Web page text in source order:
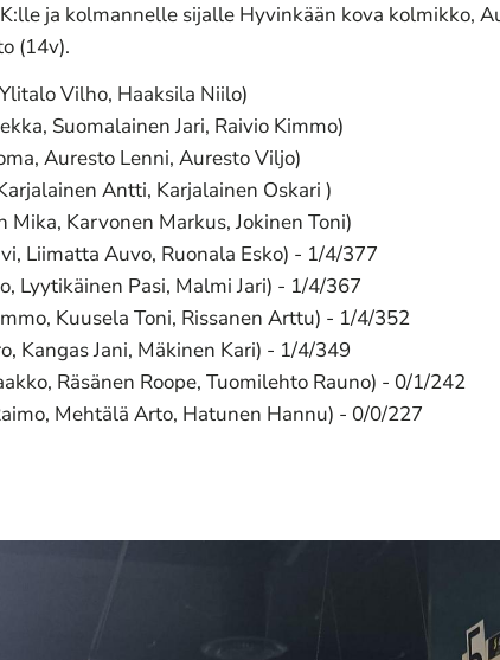
ja kolmannelle sijalle Hyvinkään kova kolmikko,
(14v).
Vilho, Haaksila Niilo)
Suomalainen Jari, Raivio Kimmo)
Auresto Lenni, Auresto Viljo)
Antti, Karjalainen Oskari )
Mika, Karvonen Markus, Jokinen Toni)
Liimatta Auvo, Ruonala Esko) - 1/4/377
Lyytikäinen Pasi, Malmi Jari) - 1/4/367
Kuusela Toni, Rissanen Arttu) - 1/4/352
Kangas Jani, Mäkinen Kari) - 1/4/349
Räsänen Roope, Tuomilehto Rauno) - 0/1/242
Mehtälä Arto, Hatunen Hannu) - 0/0/227